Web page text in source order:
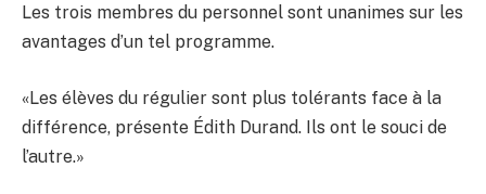
Les trois membres du personnel sont unanimes sur les
avantages d’un tel programme.
«Les élèves du régulier sont plus tolérants face à la
différence, présente Édith Durand. Ils ont le souci de
l’autre.»